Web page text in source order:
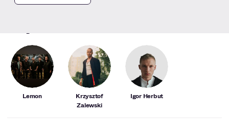
Lemon
Krzysztof
Zalewski
Igor Herbut